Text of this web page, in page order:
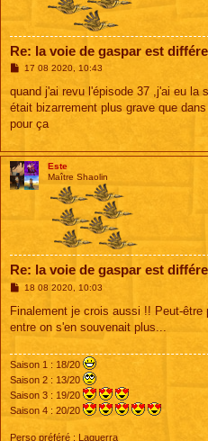
Re: la voie de gaspar est
M
s
a
g
17 08 2020, 10:43
quand j'ai revu l'épisode 37 ,j'ai eu la
était bizarrement plus grave que
pour ça
Este
Maître Shaolin
Re: la voie de gaspar est
M
s
a
18 08 2020, 10:03
Finalement je crois aussi !! Peut-
entre on s'en souvenait plus...
Saison 1 : 18/20
Saison 2 : 13/20
Saison 3 : 19/20
Saison 4 : 20/20
Perso préféré : Laguerra